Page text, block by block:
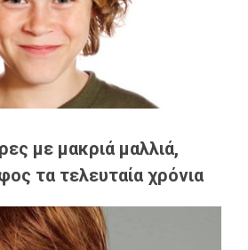
με μακριά μαλλιά,
τα τελευταία χρόνια